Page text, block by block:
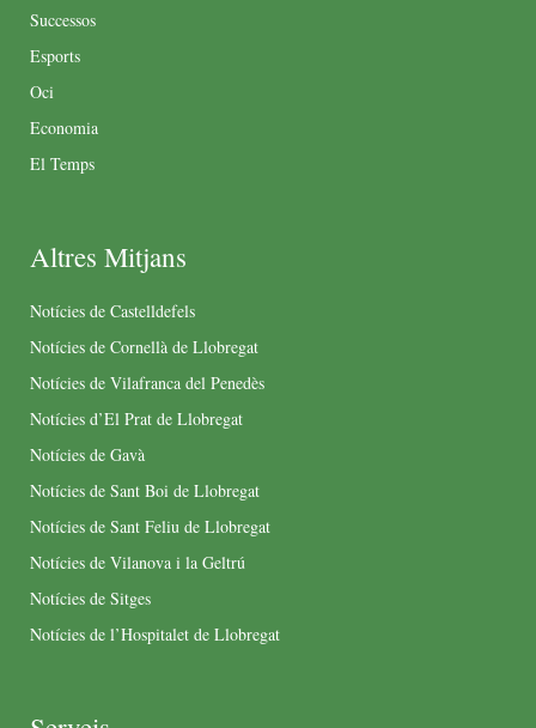
Successos
Esports
Oci
Economia
El Temps
Altres Mitjans
Notícies de Castelldefels
Notícies de Cornellà de Llobregat
Notícies de Vilafranca del Penedès
Notícies d’El Prat de Llobregat
Notícies de Gavà
Notícies de Sant Boi de Llobregat
Notícies de Sant Feliu de Llobregat
Notícies de Vilanova i la Geltrú
Notícies de Sitges
Notícies de l’Hospitalet de Llobregat